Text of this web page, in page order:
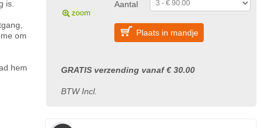
is.
om
hem
Aantal
Plaats in mandje
GRATIS verzending vanaf € 30.00
BTW Incl.